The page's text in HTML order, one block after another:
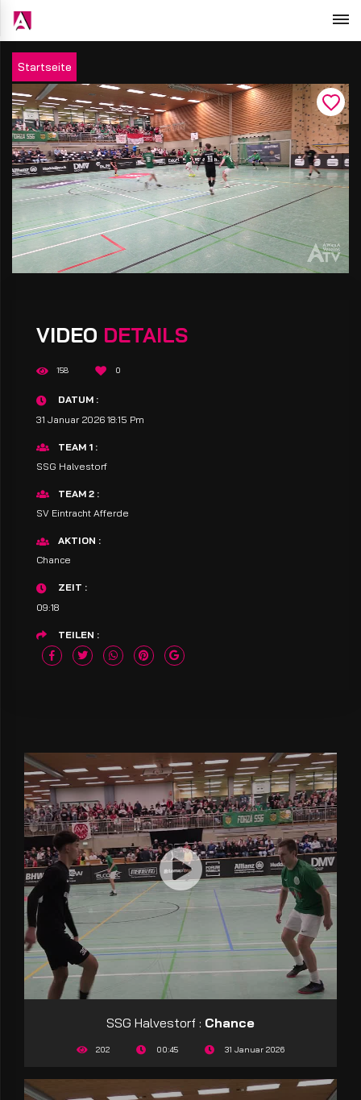
Startseite
VIDEO DETAILS
158 0
DATUM
31 Januar 2026 18:15 Pm
TEAM 1
SSG Halvestorf
TEAM 2
SV Eintracht Afferde
AKTION
Chance
ZEIT
09:18
TEILEN
SSG Halvestorf : Chance
202 00:45 31 Januar 2026